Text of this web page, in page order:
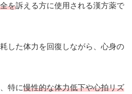
を訴える方に使用される漢方薬で
した体力を回復しながら、心身の
特に慢性的な体力低下や心拍リズ